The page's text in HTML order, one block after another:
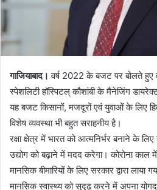
गाजियाबाद। वर्ष 2022 के बजट पर बोलते हुए
स्पेशलिटी हॉस्पिटल् कौशांबी के मैनेजिंग
यह बजट किसानों, मजदूरों एवं युवाओं के लिए
विशेष व्यवस्था भी बहुत सराहनीय है।
रक्षा क्षेत्र में भारत को आत्मनिर्भर बनाने के
उद्योग को बढ़ाने में मदद करेगा। कोरोना काल
मानसिक बीमारियों के लिए सरकार द्वारा लाया
मानसिक स्वास्थ्य को सुदृढ़ करने में अपना